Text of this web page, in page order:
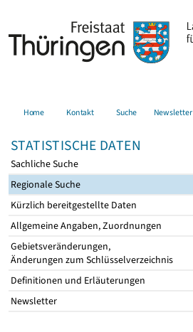
Home Kontakt Suche Newsletter
STATISTISCHE DATEN
Sachliche Suche
Regionale Suche
Kürzlich bereitgestellte Daten
Allgemeine Angaben, Zuordnungen
Gebietsveränderungen,
Änderungen zum Schlüsselverzeichnis
Definitionen und Erläuterungen
Newsletter